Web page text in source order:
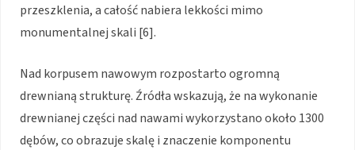
przeszklenia, a całość nabiera lekkości mimo
monumentalnej skali [6].
Nad korpusem nawowym rozpostarto ogromną
drewnianą strukturę. Źródła wskazują, że na wykonanie
drewnianej części nad nawami wykorzystano około 1300
dębów, co obrazuje skalę i znaczenie komponentu